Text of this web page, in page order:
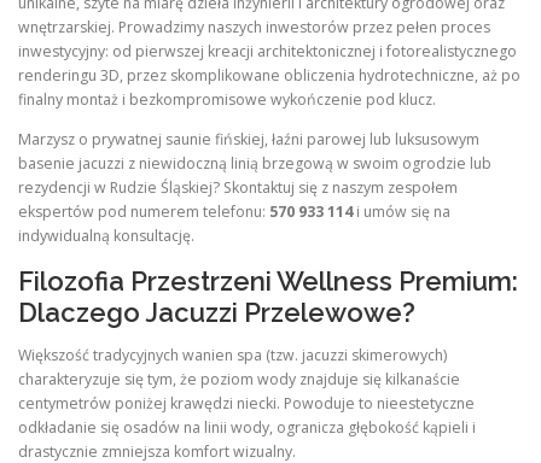
wnętrzarskiej. Prowadzimy naszych inwestorów przez pełen proces
inwestycyjny: od pierwszej kreacji architektonicznej i fotorealistycznego
renderingu 3D, przez skomplikowane obliczenia hydrotechniczne, aż po
finalny montaż i bezkompromisowe wykończenie pod klucz.
Marzysz o prywatnej saunie fińskiej, łaźni parowej lub luksusowym
basenie jacuzzi z niewidoczną linią brzegową w swoim ogrodzie lub
rezydencji w Rudzie Śląskiej? Skontaktuj się z naszym zespołem
ekspertów pod numerem telefonu: 570 933 114i umów się na
indywidualną konsultację.
Filozofia Przestrzeni Wellness Premium:
Dlaczego Jacuzzi Przelewowe?
Większość tradycyjnych wanien spa (tzw. jacuzzi skimerowych)
charakteryzuje się tym, że poziom wody znajduje się kilkanaście
centymetrów poniżej krawędzi niecki. Powoduje to nieestetyczne
odkładanie się osadów na linii wody, ogranicza głębokość kąpieli i
drastycznie zmniejsza komfort wizualny.